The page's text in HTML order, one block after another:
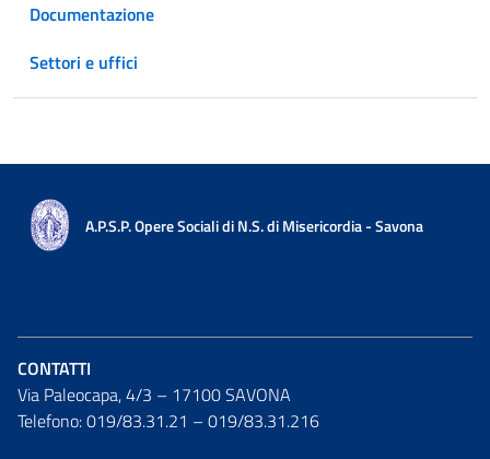
Documentazione
Settori e uffici
A.P.S.P. Opere Sociali di N.S. di Misericordia - Savona
CONTATTI
Via Paleocapa, 4/3 – 17100 SAVONA
Telefono: 019/83.31.21 – 019/83.31.216